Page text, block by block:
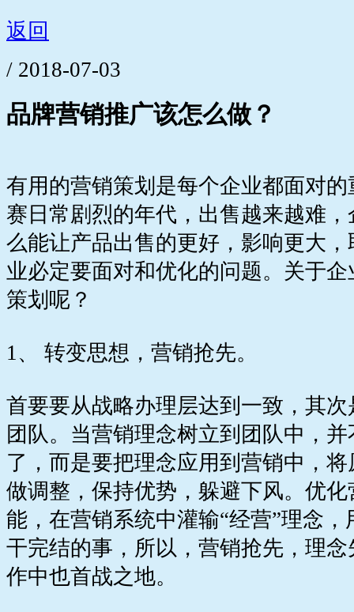
返回
/ 2018-07-03
品牌营销推广该怎么做？
有用的营销策划是每个企业都面对
赛日常剧烈的年代，出售越来越难
么能让产品出售的更好，影响更大
业必定要面对和优化的问题。关于
策划呢？
1、 转变思想，营销抢先。
首要要从战略办理层达到一致，其
团队。当营销理念树立到团队中，
了，而是要把理念应用到营销中，
做调整，保持优势，躲避下风。优
能，在营销系统中灌输“经营”理念
干完结的事，所以，营销抢先，理
作中也首战之地。